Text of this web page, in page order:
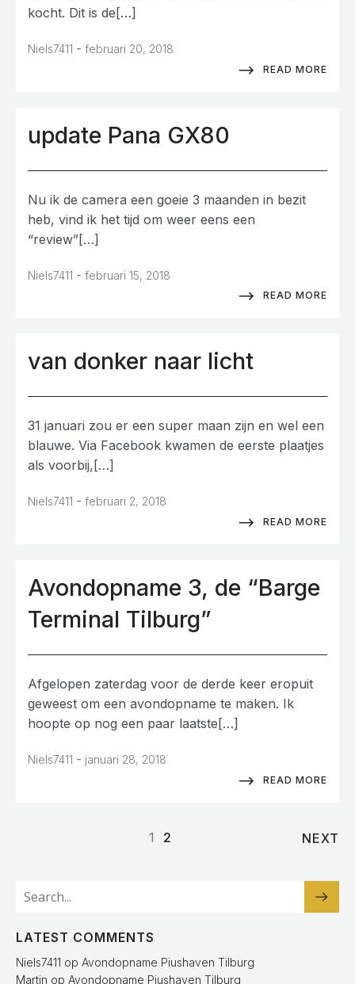
kocht. Dit is de[…]
Niels7411 - februari 20, 2018
READ MORE
update Pana GX80
Nu ik de camera een goeie 3 maanden in bezit
heb, vind ik het tijd om weer eens een
“review”[…]
Niels7411 - februari 15, 2018
READ MORE
van donker naar licht
31 januari zou er een super maan zijn en wel een
blauwe. Via Facebook kwamen de eerste plaatjes
als voorbij,[…]
Niels7411 - februari 2, 2018
READ MORE
Avondopname 3, de “Barge
Terminal Tilburg”
Afgelopen zaterdag voor de derde keer eropuit
geweest om een avondopname te maken. Ik
hoopte op nog een paar laatste[…]
Niels7411 - januari 28, 2018
READ MORE
1 2 NEXT
LATEST COMMENTS
Niels7411 op Avondopname Piushaven Tilburg
Martin op Avondopname Piushaven Tilburg